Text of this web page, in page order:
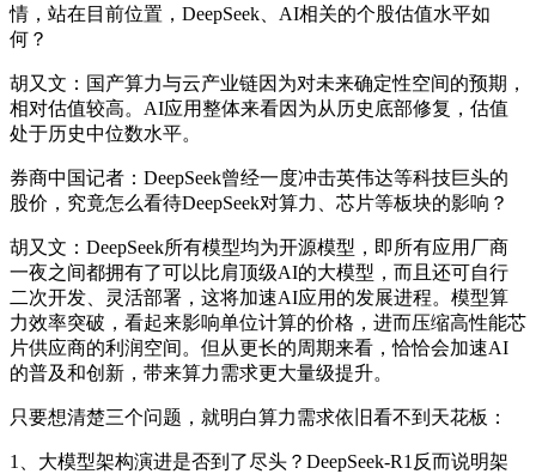
情，站在目前位置，DeepSeek、AI相关的个股估值水平如
何？
胡又文：国产算力与云产业链因为对未来确定性空间的预期，
相对估值较高。AI应用整体来看因为从历史底部修复，估值
处于历史中位数水平。
券商中国记者：DeepSeek曾经一度冲击英伟达等科技巨头的
股价，究竟怎么看待DeepSeek对算力、芯片等板块的影响？
胡又文：DeepSeek所有模型均为开源模型，即所有应用厂商
一夜之间都拥有了可以比肩顶级AI的大模型，而且还可自行
二次开发、灵活部署，这将加速AI应用的发展进程。模型算
力效率突破，看起来影响单位计算的价格，进而压缩高性能芯
片供应商的利润空间。但从更长的周期来看，恰恰会加速AI
的普及和创新，带来算力需求更大量级提升。
只要想清楚三个问题，就明白算力需求依旧看不到天花板：
1、大模型架构演进是否到了尽头？DeepSeek-R1反而说明架